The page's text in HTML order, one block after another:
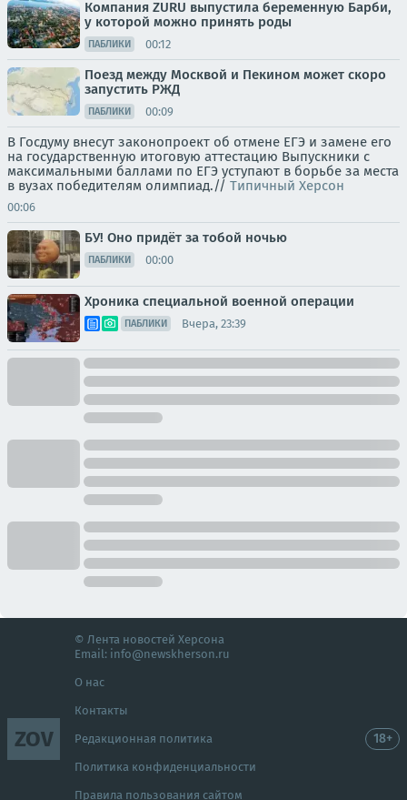
Компания ZURU выпустила беременную Барби,
у которой можно принять роды
ПАБЛИКИ 00:12
Поезд между Москвой и Пекином может скоро
запустить РЖД
ПАБЛИКИ 00:09
В Госдуму внесут законопроект об отмене ЕГЭ и замене его
на государственную итоговую аттестацию Выпускники с
максимальными баллами по ЕГЭ уступают в борьбе за места
в вузах победителям олимпиад.// Типичный Херсон
00:06
БУ! Оно придёт за тобой ночью
ПАБЛИКИ 00:00
Хроника специальной военной операции
ПАБЛИКИ Вчера, 23:39
ZOV
© Лента новостей Херсона
Email: info@newskherson.ru
О нас
Контакты
Редакционная политика
Политика конфиденциальности
Правила пользования сайтом
18+